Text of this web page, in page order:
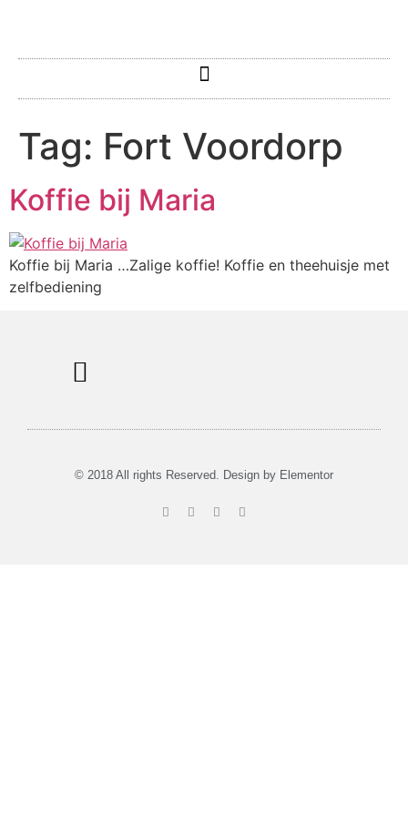
Tag: Fort Voordorp
Koffie bij Maria
Koffie bij Maria …Zalige koffie! Koffie en theehuisje met
zelfbediening
© 2018 All rights Reserved. Design by Elementor